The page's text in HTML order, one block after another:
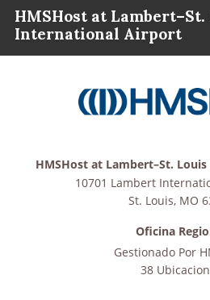
HMSHost at Lambert–St.
International Airport
HMSHost at Lambert–St.
10701 Lambert
St. Louis, MO
Oficina
Gestionado Por
38